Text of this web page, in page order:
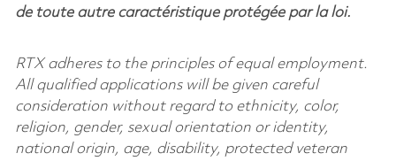
de toute autre caractéristique protégée par la loi.
RTX adheres to the principles of equal employment.
All qualified applications will be given careful
consideration without regard to ethnicity, color,
religion, gender, sexual orientation or identity,
national origin, age, disability, protected veteran